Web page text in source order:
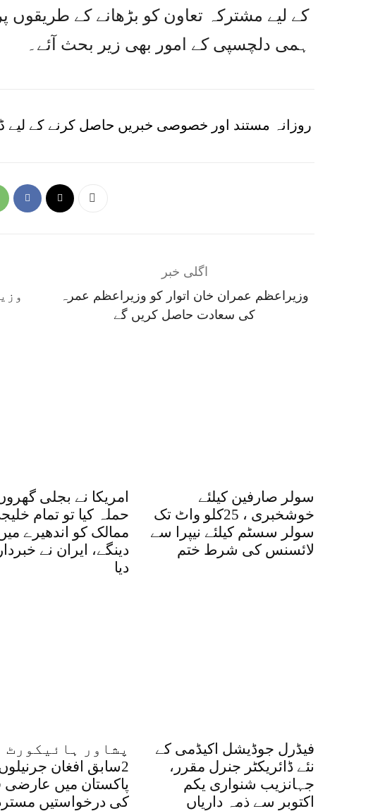
کے لیے مشترکہ تعاون کو بڑھانے کے طریقوں پر
ہمی دلچسپی کے امور بھی زیر بحث آئے۔
روزانہ مستند اور خصوصی خبریں حاصل کرنے کے لیے
اگلی خبر
وزیراعظم عمران خان اتوار کو وزیراعظم عمرہ
کی سعادت حاصل کریں گے
امریکا نے بجلی
حملہ کیا تو تمام
ممالک کو اندھیرے
دینگے، ایران نے
دیا
سولر صارفین کیلئے
خوشخبری ، 25کلو واٹ تک
سولر سسٹم کیلئے نیپرا سے
لائسنس کی شرط ختم
پشاور ہائیکورٹ
2سابق افغان
پاکستان میں عارضی
کی درخواستیں
فیڈرل جوڈیشل اکیڈمی کے
نئے ڈائریکٹر جنرل مقرر،
جہانزیب شنواری یکم
اکتوبر سے ذمہ داریاں